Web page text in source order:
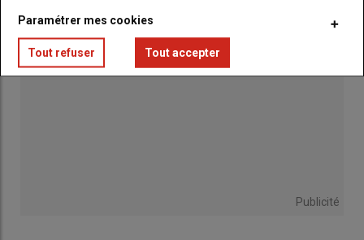
Publicité
Paramétrer mes cookies
Tout refuser Tout accepter